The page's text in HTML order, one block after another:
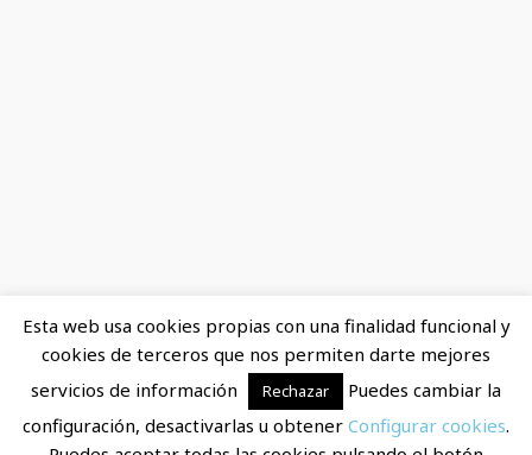
Copyright © 2026cuitargentina.com ·Aviso Legal
Política de privacidad
Política de cookies Contacto
Esta web usa cookies propias con una finalidad funcional y
cookies de terceros que nos permiten darte mejores
servicios de información
Rechazar
Puedes cambiar la
configuración, desactivarlas u obtener Configurar cookies.